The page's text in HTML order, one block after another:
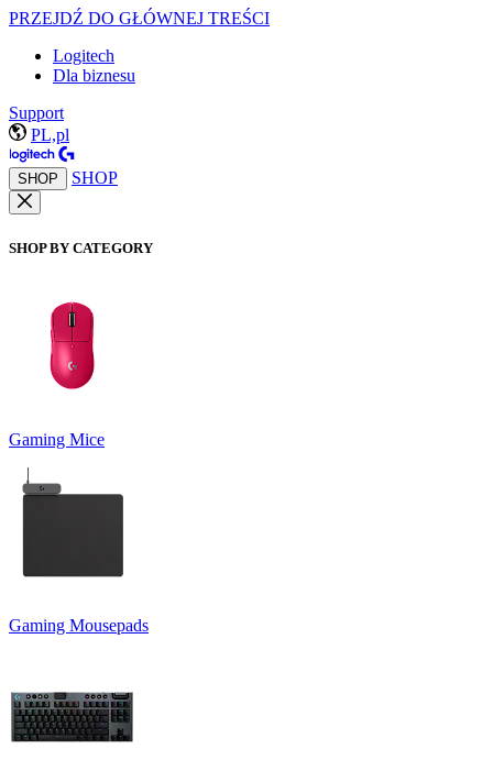
PRZEJDŹ DO GŁÓWNEJ TREŚCI
Logitech
Dla biznesu
Support
PL,pl
SHOP SHOP
SHOP BY CATEGORY
Gaming Mice
Gaming Mousepads